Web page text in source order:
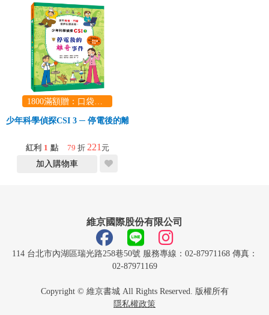
1800滿額贈：口袋玩具一份（隨機出貨） (summer read)
少年科學偵探CSI 3 ─ 停電後的離奇事件
紅利 1 點 79 折 221 元
加入購物車
維京國際股份有限公司
114 台北市內湖區瑞光路258巷50號 服務專線：02-87971168 傳真：
02-87971169
Copyright © 維京書城 All Rights Reserved. 版權所有
隱私權政策